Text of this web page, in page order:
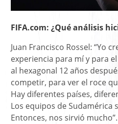
FIFA.com: ¿Qué análisis
Juan Francisco Rossel: “Yo
experiencia para mí y para
al hexagonal 12 años
competir, para ver el roce
Hay diferentes países,
Los equipos de Sudamérica
Entonces, nos sirvió mucho”.